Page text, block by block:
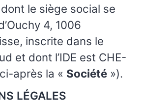
dont le siège social se
4, 1006
inscrite dans le
et dont l’IDE est CHE-
après la « Société »).
LÉGALES